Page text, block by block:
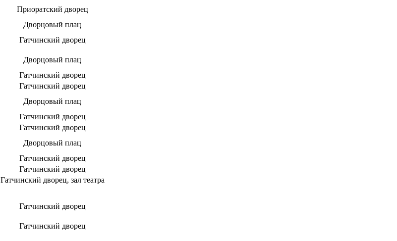
Приоратский дворец
Дворцовый плац
Гатчинский дворец
Дворцовый плац
Гатчинский дворец
Гатчинский дворец
Дворцовый плац
Гатчинский дворец
Гатчинский дворец
Дворцовый плац
Гатчинский дворец
Гатчинский дворец
Гатчинский дворец, зал театра
Гатчинский дворец
Гатчинский дворец